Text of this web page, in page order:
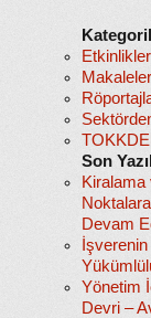
Etkinlikler
Makaleler
Son
Devam
Yönetim
Devri –